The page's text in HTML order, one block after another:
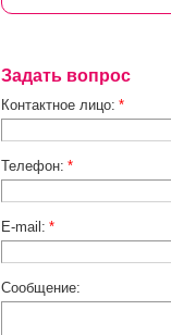
Задать вопрос
Контактное лицо: *
Телефон: *
E-mail: *
Сообщение: